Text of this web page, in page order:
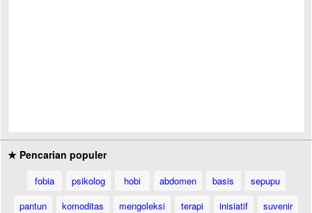
★ Pencarian populer
fobia psikolog hobi abdomen basis
sepupu
pantun
komoditas mengoleksi terapi inisiatif
suvenir